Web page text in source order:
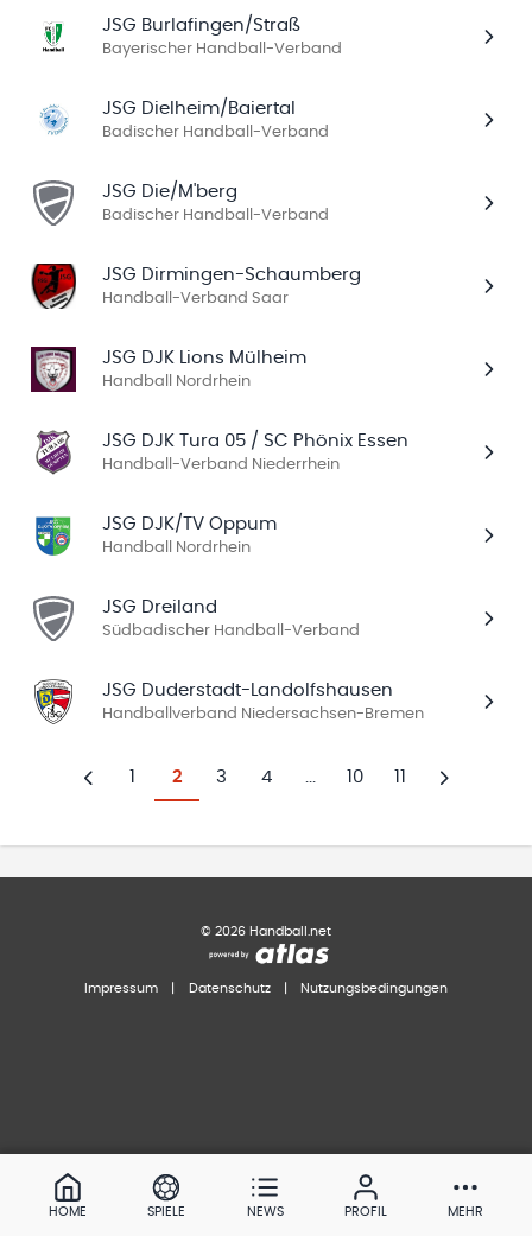
JSG Burlafingen/Straß
Bayerischer Handball-Verband
JSG Dielheim/Baiertal
Badischer Handball-Verband
JSG Die/M'berg
Badischer Handball-Verband
JSG Dirmingen-Schaumberg
Handball-Verband Saar
JSG DJK Lions Mülheim
Handball Nordrhein
JSG DJK Tura 05 / SC Phönix Essen
Handball-Verband Niederrhein
JSG DJK/TV Oppum
Handball Nordrhein
JSG Dreiland
Südbadischer Handball-Verband
JSG Duderstadt-Landolfshausen
Handballverband Niedersachsen-Bremen
Zurück
2 3 4 ... 10
Weiter
© 2026 Handball.net
Impressum Datenschutz Nutzungsbedingungen
HOME SPIELE NEWS PROFIL MEHR